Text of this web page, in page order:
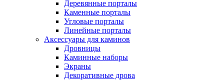
Деревянные порталы
Каменные порталы
Угловые порталы
Линейные порталы
Аксессуары для каминов
Дровницы
Каминные наборы
Экраны
Декоративные дрова